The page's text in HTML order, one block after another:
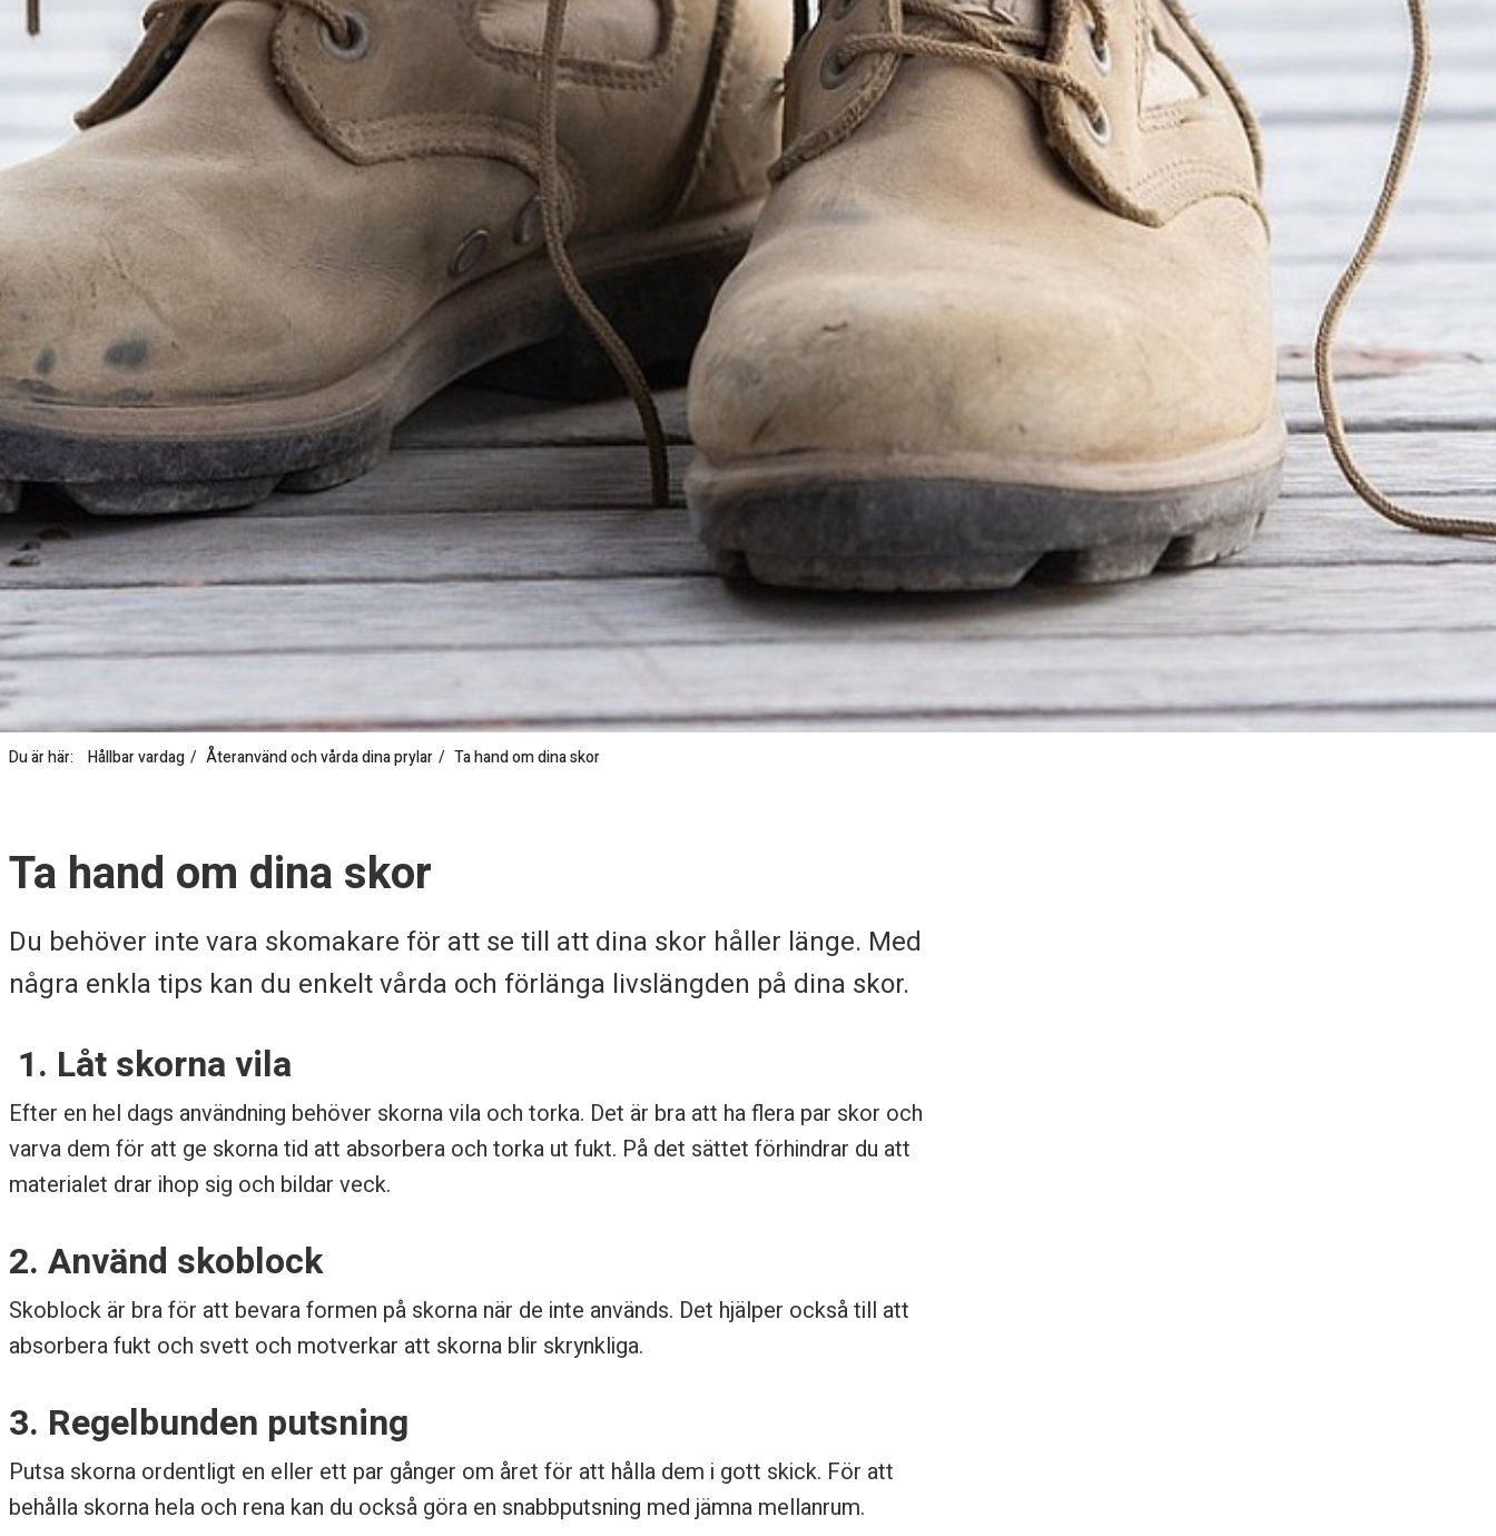
Du är här: Hållbar vardag Återanvänd och vårda dina prylar Ta hand om dina skor
a
h
a
n
d
o
m
d
n
a
s
k
o
Ta hand om dina skor
Du behöver inte vara skomakare för att se till att dina skor håller länge. Med
några enkla tips kan du enkelt vårda och förlänga livslängden på dina skor.
1. Låt skorna vila
Efter en hel dags användning behöver skorna vila och torka. Det är bra att ha flera par skor och
varva dem för att ge skorna tid att absorbera och torka ut fukt. På det sättet förhindrar du att
materialet drar ihop sig och bildar veck.
2. Använd skoblock
Skoblock är bra för att bevara formen på skorna när de inte används. Det hjälper också till att
absorbera fukt och svett och motverkar att skorna blir skrynkliga.
3. Regelbunden putsning
Putsa skorna ordentligt en eller ett par gånger om året för att hålla dem i gott skick. För att
behålla skorna hela och rena kan du också göra en snabbputsning med jämna mellanrum.